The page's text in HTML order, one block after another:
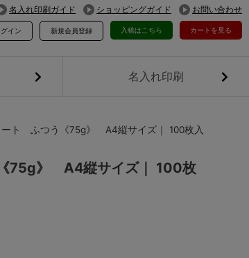
名入れ印刷ガイド ショッピングガイド お問い合わせ
カートを見る
入稿はこちら
グイン 新規会員登録
名入れ印刷
ート ふつう《75g》 A4縦サイズ｜ 100枚入
75g》 A4縦サイズ｜ 100枚